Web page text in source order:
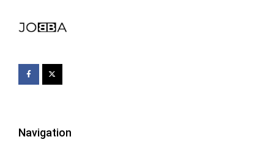
Navigation